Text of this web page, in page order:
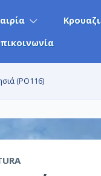
(PO116)